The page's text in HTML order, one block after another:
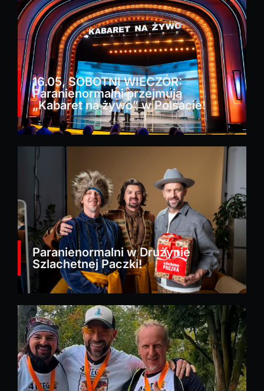
16.05, SOBOTNI WIECZÓR:
Paranienormalni przejmują
„Kabaret na żywo” w Polsacie!
Paranienormalni w Drużynie
Szlachetnej Paczki!